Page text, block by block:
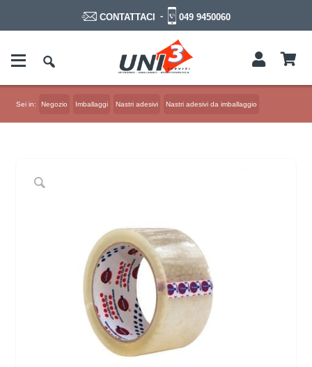
CONTATTACI - 049 9450060
Sei in: Negozio Imballaggi Nastri adesivi Nastri adesivi da imballaggio